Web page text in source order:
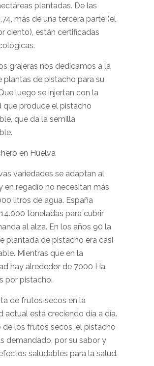
plantadas. De las
más de una tercera parte (el
ciento), están certificadas
grajeras nos dedicamos a la
plantas de pistacho para su
luego se injertan con la
que produce el pistacho
que da la semilla
en Huelva
variedades se adaptan al
en regadío no necesitan más
litros de agua. España
toneladas para cubrir
al alza. En los años 90 la
plantada de pistacho era casi
Mientras que en la
hay alrededor de 7000 Ha.
por pistacho.
de frutos secos en la
actual está creciendo día a día.
de los frutos secos, el pistacho
demandado, por su sabor y
saludables para la salud.